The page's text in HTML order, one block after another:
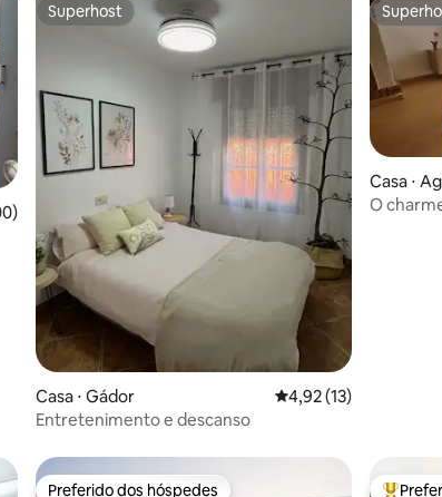
avaliação média de 5, 300 avaliações
Superhost
Superhost
Casa ⋅ Gádor 4,92 de uma
4,92 (13)
Entretenimento e descanso
Casa ⋅
O
Preferido dos hóspedes